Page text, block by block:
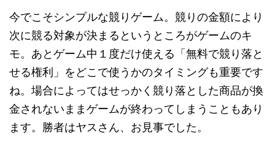
今でこそシンプルな競りゲーム。競りの金額により
次に競る対象が決まるというところがゲームのキ
モ。あとゲーム中１度だけ使える「無料で競り落と
せる権利」をどこで使うかのタイミングも重要です
ね。場合によってはせっかく競り落とした商品が換
金されないままゲームが終わってしまうこともあり
ます。勝者はヤスさん、お見事でした。